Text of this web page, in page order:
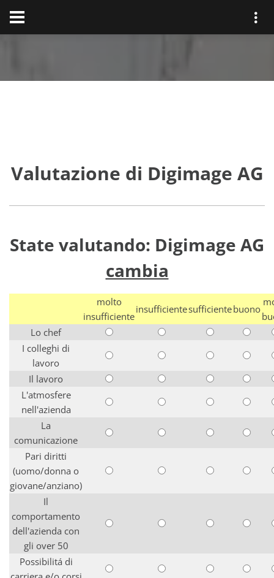
Valutazione di Digimage AG
State valutando: Digimage AG
cambia
molto
insufficiente
insufficientesufficientebuono
Lo chef
I colleghi di
lavoro
Il lavoro
L'atmosfere
nell'azienda
La
comunicazione
Pari diritti
(uomo/donna o
giovane/anziano)
Il
comportamento
dell'azienda con
gli over 50
Possibilitá di